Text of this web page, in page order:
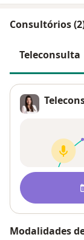
Consultórios
Teleconsulta
Modalidades